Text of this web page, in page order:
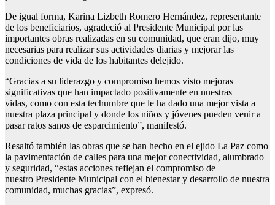
De igual forma, Karina Lizbeth Romero Hernández, representante
de los beneficiarios, agradeció al Presidente Municipal por las
importantes obras realizadas en su comunidad, que eran dijo, muy
necesarias para realizar sus actividades diarias y mejorar las
condiciones de vida de los habitantes delejido.
“Gracias a su liderazgo y compromiso hemos visto mejoras
significativas que han impactado positivamente en nuestras
vidas, como con esta techumbre que le ha dado una mejor vista a
nuestra plaza principal y donde los niños y jóvenes pueden venir a
pasar ratos sanos de esparcimiento”, manifestó.
Resaltó también las obras que se han hecho en el ejido La Paz como
la pavimentación de calles para una mejor conectividad, alumbrado
y seguridad, “estas acciones reflejan el compromiso de
nuestro Presidente Municipal con el bienestar y desarrollo de nuestra
comunidad, muchas gracias”, expresó.